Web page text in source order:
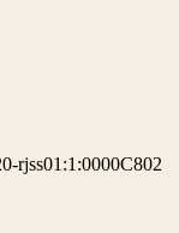
rjss01:1:0000C802